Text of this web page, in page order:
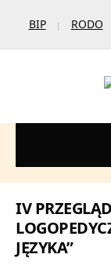
BIP RODO
IV
JĘZYKA”